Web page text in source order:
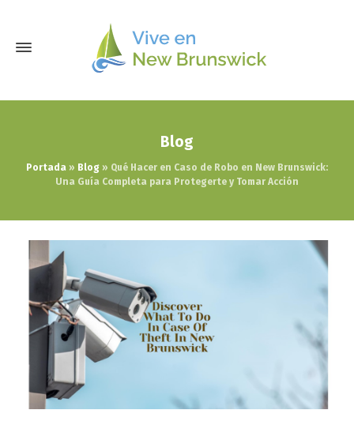
Blog
Portada » Blog » Qué Hacer en Caso de Robo en New Brunswick:
Una Guía Completa para Protegerte y Tomar Acción